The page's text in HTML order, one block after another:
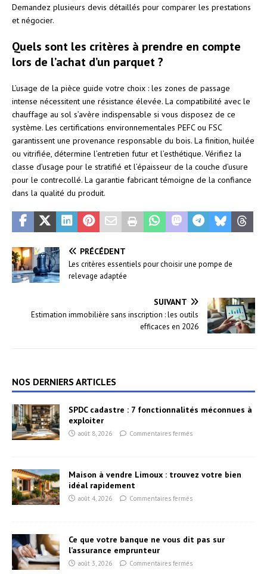
Demandez plusieurs devis détaillés pour comparer les prestations
et négocier.
Quels sont les critères à prendre en compte
lors de l’achat d’un parquet ?
L’usage de la pièce guide votre choix : les zones de passage
intense nécessitent une résistance élevée. La compatibilité avec le
chauffage au sol s’avère indispensable si vous disposez de ce
système. Les certifications environnementales PEFC ou FSC
garantissent une provenance responsable du bois. La finition, huilée
ou vitrifiée, détermine l’entretien futur et l’esthétique. Vérifiez la
classe d’usage pour le stratifié et l’épaisseur de la couche d’usure
pour le contrecollé. La garantie fabricant témoigne de la confiance
dans la qualité du produit.
PRÉCÉDENT
Les critères essentiels pour choisir une pompe de
relevage adaptée
SUIVANT
Estimation immobilière sans inscription : les outils
efficaces en 2026
NOS DERNIERS ARTICLES
SPDC cadastre : 7 fonctionnalités méconnues à
exploiter
août 8, 2026 Commentaires fermés
Maison à vendre Limoux : trouvez votre bien
idéal rapidement
août 4, 2026 Commentaires fermés
Ce que votre banque ne vous dit pas sur
l’assurance emprunteur
août 3, 2026 Commentaires fermés